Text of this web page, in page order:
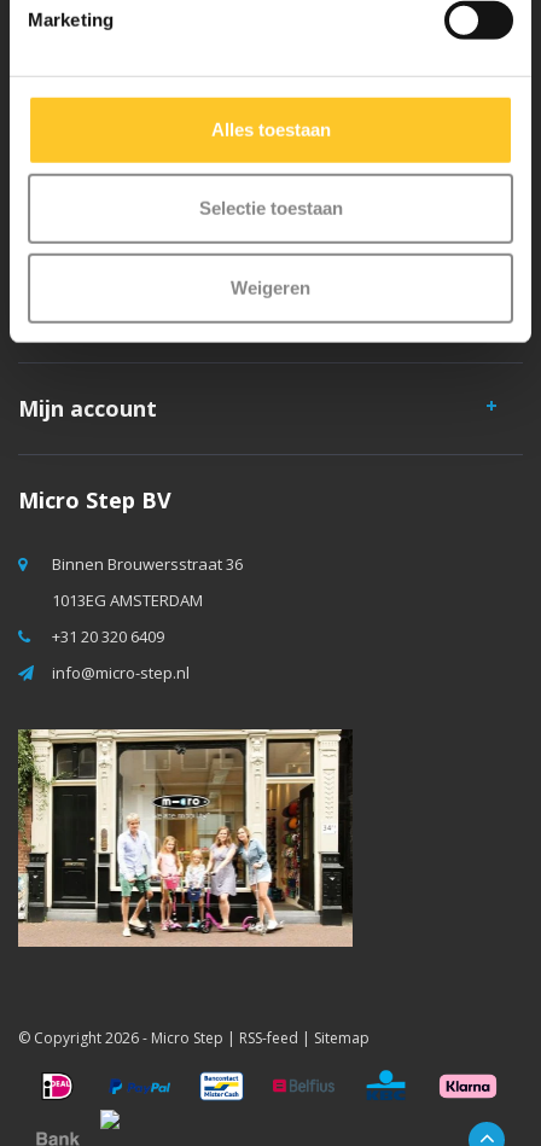
Marketing
Alles toestaan
Selectie toestaan
Weigeren
iconische 3-wielige step. Al onze steps worden met veel aandacht en
hebt jarenlang plezier van een Micro step!
Klantenservice
Mijn account
Micro Step BV
Binnen Brouwersstraat 36
1013EG AMSTERDAM
+31 20 320 6409
info@micro-step.nl
© Copyright 2026 - Micro Step | RSS-feed | Sitemap